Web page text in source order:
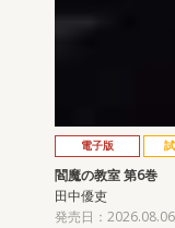
電子版
閻魔の教室 第6巻
田中優吏
発売日：2026.08.06